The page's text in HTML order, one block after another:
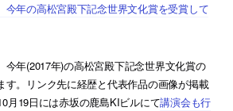
今年の高松宮殿下記念世界文化賞を受賞して
今年(2017年)の高松宮殿下記念世界文化賞の
す。リンク先に経歴と代表作品の画像が掲載
月19日には赤坂の鹿島KIビルにて講演会も行